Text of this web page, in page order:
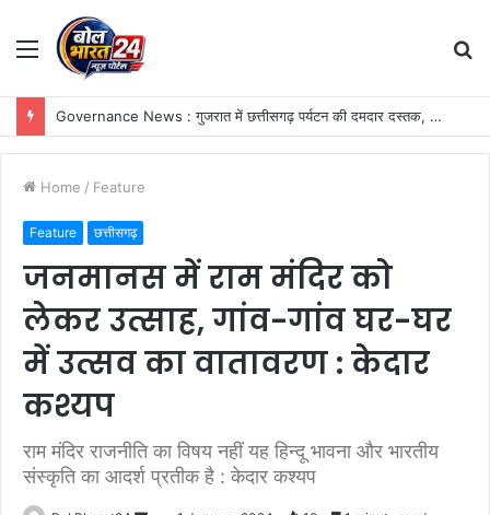
Menu
Governance News : गुजरात में छत्तीसगढ़ पर्यटन की दमदार दस्तक, गांधीनगर के ‘ट्रैवल एंड टूरिज्म फेयर’ में छत्तीसगढ़ टूरिज्म बोर्ड की प्रभावी सहभागिता
Home / Feature
Feature छत्तीसगढ़
जनमानस में राम मंदिर को
लेकर उत्साह, गांव-गांव घर-घर
में उत्सव का वातावरण : केदार
कश्यप
राम मंदिर राजनीति का विषय नहीं यह हिन्दू भावना और भारतीय
संस्कृति का आदर्श प्रतीक है : केदार कश्यप